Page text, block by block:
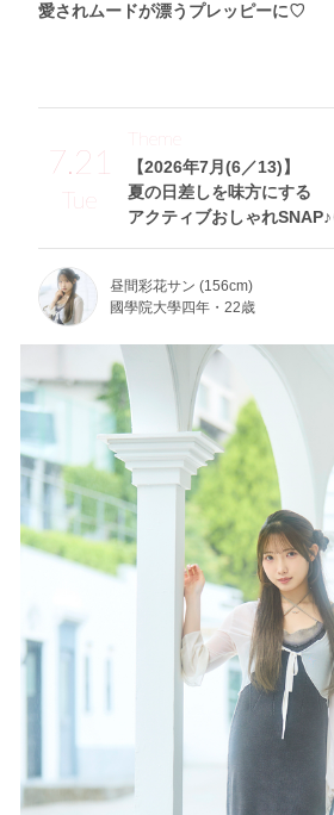
愛されムードが漂うプレッピーに♡
7.21
Tue
【2026年7月(6／13)】
夏の日差しを味方にする
アクティブおしゃれ
Theme
昼間彩花サン (156cm)
國學院大學四年・22歳